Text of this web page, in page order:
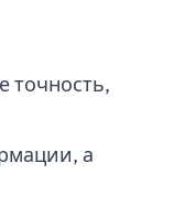
точность,
а